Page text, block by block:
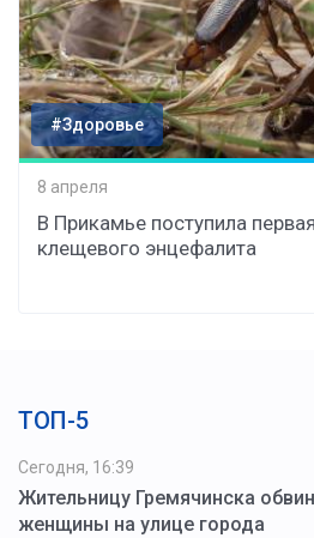
#Здоровье
8 апреля
В Прикамье поступила
клещевого энцефалита
ТОП-5
Сегодня, 16:39
Жительницу Гремячинска
женщины на улице города